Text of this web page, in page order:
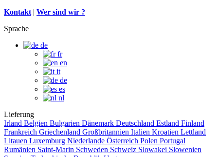
Kontakt | Wer sind wir ?
Sprache
de
fr
en
it
de
es
nl
Lieferung
Irland Belgien Bulgarien Dänemark Deutschland Estland Finland
Frankreich Griechenland Großbritannien Italien Kroatien Lettland
Litauen Luxemburg Niederlande Österreich Polen Portugal
Rumänien Saint-Marin Schweden Schweiz Slowakei Slowenien